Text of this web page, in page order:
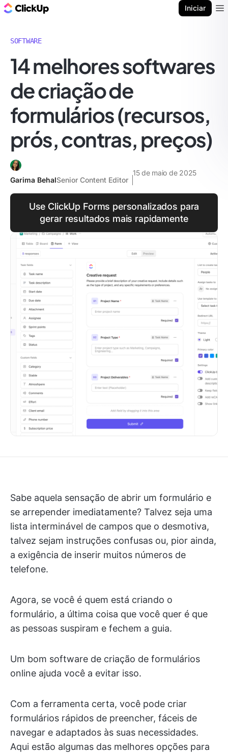
Iniciar
SOFTWARE
14 melhores softwares
de criação de
formulários (recursos,
prós, contras, preços)
Garima BehalSenior Content Editor
15 de maio de 2025
Use ClickUp Forms personalizados para
gerar resultados mais rapidamente
Sabe aquela sensação de abrir um formulário e
se arrepender imediatamente? Talvez seja uma
lista interminável de campos que o desmotiva,
talvez sejam instruções confusas ou, pior ainda,
a exigência de inserir muitos números de
telefone.
Agora, se você é quem está criando o
formulário, a última coisa que você quer é que
as pessoas suspiram e fechem a guia.
Um bom software de criação de formulários
online ajuda você a evitar isso.
Com a ferramenta certa, você pode criar
formulários rápidos de preencher, fáceis de
navegar e adaptados às suas necessidades.
Aqui estão algumas das melhores opções para